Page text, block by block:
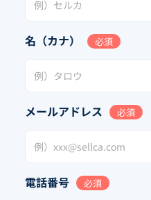
名（カナ） 必須
メールアドレス 必須
電話番号 必須